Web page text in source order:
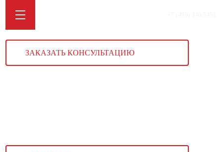
ЗАКАЗАТЬ КОНСУЛЬТАЦИЮ